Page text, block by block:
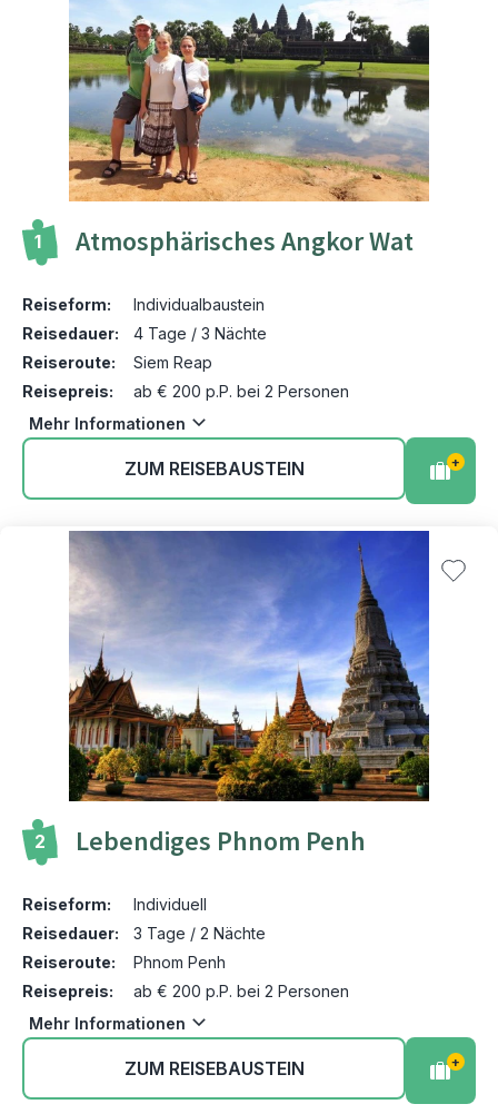
1 Atmosphärisches Angkor Wat
Reiseform:
Individualbaustein
Reisedauer:
4 Tage / 3 Nächte
Reiseroute:
Siem Reap
Reisepreis:
ab € 200 p.P. bei 2 Personen
Mehr Informationen
ZUM REISEBAUSTEIN +
2 Lebendiges Phnom Penh
Reiseform:
Individuell
Reisedauer:
3 Tage / 2 Nächte
Reiseroute:
Phnom Penh
Reisepreis:
ab € 200 p.P. bei 2 Personen
Mehr Informationen
ZUM REISEBAUSTEIN +